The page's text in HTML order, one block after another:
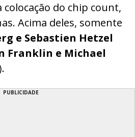
do chip count,
Acima deles, somente
e Sebastien Hetzel
Franklin e Michael
PUBLICIDADE